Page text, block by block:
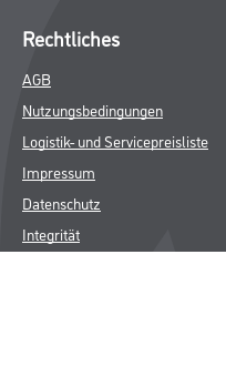
Rechtliches
AGB
Nutzungsbedingungen
Logistik- und Servicepreisliste
Impressum
Datenschutz
Integrität